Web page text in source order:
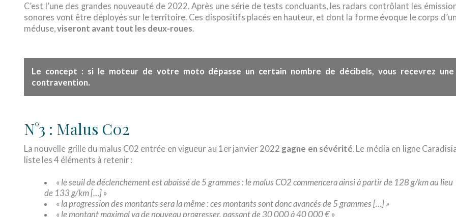
C’est l’une des grandes nouveauté de 2022. Après une série de tests concluants, les radars contrôlant les
sonores vont être déployés sur le territoire. Ces dispositifs placés en hauteur, et dont la forme évoque le corps
méduse,viseront avant tout les deux-roues.
Le concept : si le moteur de votre moto dépasse un certain nombre de décibels, vous recevrez une
contravention.
N°3 : Malus C02
La nouvelle grille du malus C02 entrée en vigueur au 1er janvier 2022 gagne en sévérité. Le média en ligne
liste les 4 éléments à retenir :
« le seuil de déclenchement est abaissé de 5 grammes : le malus CO2 commencera ainsi à partir de 128 g/km au lieu
de 133 g/km […] »
« la progression des montants sera la même : ces montants sont donc avancés de 5 grammes […] »
« le montant maximal va de nouveau progresser, passant de 30 000 à 40 000 € »